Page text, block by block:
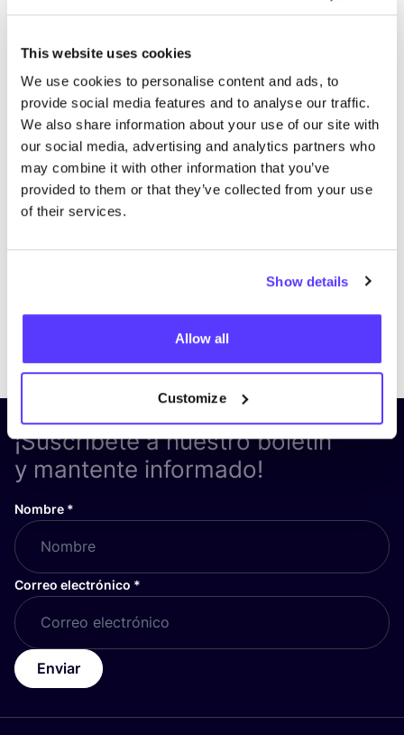
This website uses cookies
We use cookies to personalise content and ads, to
provide social media features and to analyse our traffic.
We also share information about your use of our site with
our social media, advertising and analytics partners who
may combine it with other information that you’ve
provided to them or that they’ve collected from your use
of their services.
Show details
Allow all
Customize
¡Suscríbete a nuestro boletín
y mantente informado!
Nombre *
Correo electrónico *
Enviar